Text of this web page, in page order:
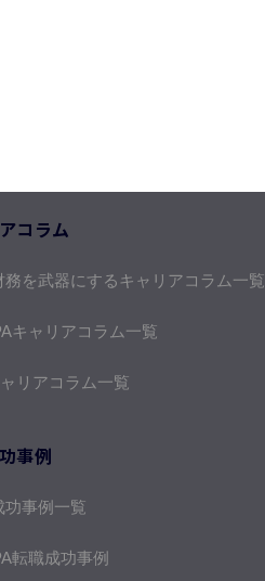
コラム
務を武器にするキャリアコラム一覧
キャリアコラム一覧
リアコラム一覧
事例
功事例一覧
転職成功事例